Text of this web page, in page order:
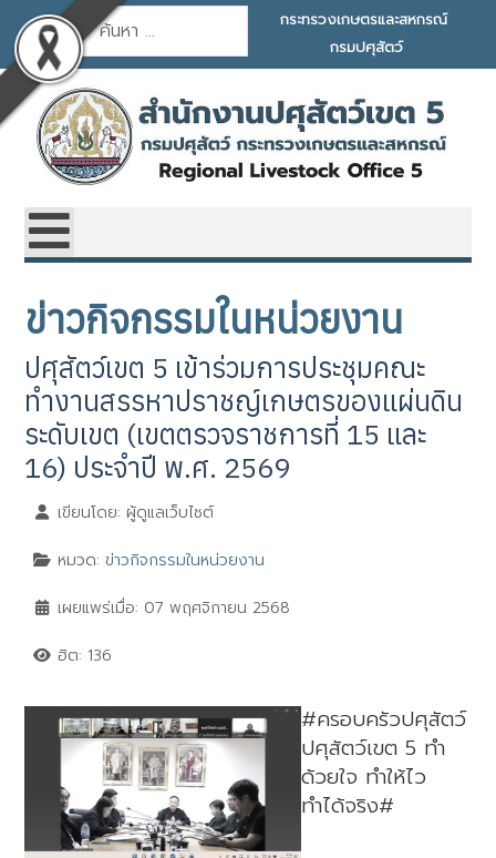
การค้นหา
กระทรวงเกษตรและสหกรณ์
กรมปศุสัตว์
ข่าวกิจกรรมในหน่วยงาน
ปศุสัตว์เขต 5 เข้าร่วมการประชุมคณะ
ทำงานสรรหาปราชญ์เกษตรของแผ่นดิน
ระดับเขต (เขตตรวจราชการที่ 15 และ
16) ประจำปี พ.ศ. 2569
เขียนโดย: ผู้ดูแลเว็บไซต์
หมวด: ข่าวกิจกรรมในหน่วยงาน
เผยแพร่เมื่อ: 07 พฤศจิกายน 2568
ฮิต: 136
#ครอบครัวปศุสัตว์
ปศุสัตว์เขต 5 ทำ
ด้วยใจ ทำให้ไว
ทำได้จริง#